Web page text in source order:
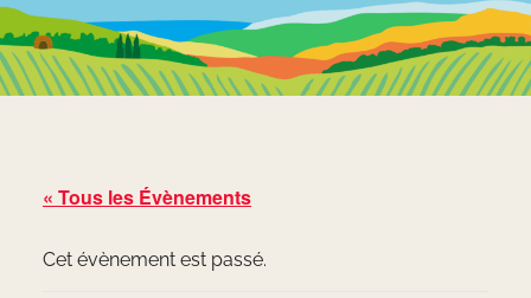
« Tous les Évènements
Cet évènement est passé.